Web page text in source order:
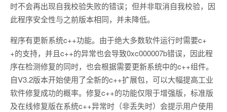
时不会再出现自我校验失败的错误；但并非取消自我校验，因
此程序安全性与之前版本相同，并未降低。
程序有更新系统c++功能。由于绝大多数软件运行时需要c+
+的支持，并且c++的异常也会导致0xc000007b错误，因此程
序在检测修复的同时，也会根据需要更新系统中的c++组件。
自V3.2版本开始使用了全新的c++扩展包，可以大幅提高工业
软件修复成功的概率。修复c++的功能仅限于增强版，标准版
及在线修复版在系统c++异常时（非丢失时）会提示用户使用